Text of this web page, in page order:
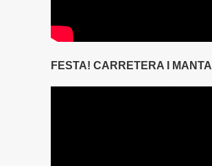
FESTA! CARRETERA I MANTA